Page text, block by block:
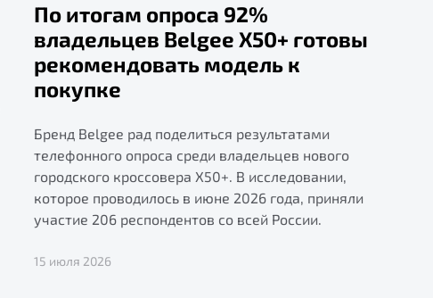
По итогам опроса 92%
владельцев Belgee X50+ готовы
рекомендовать модель к
покупке
Бренд Belgee рад поделиться результатами
телефонного опроса среди владельцев нового
городского кроссовера X50+. В исследовании,
которое проводилось в июне 2026 года, приняли
участие 206 респондентов со всей России.
15 июля 2026